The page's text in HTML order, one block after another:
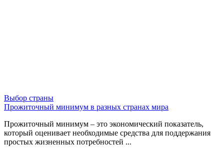
Выбор страны
Прожиточный минимум в разных странах мира
Прожиточный минимум – это экономический показатель,
который оценивает необходимые средства для поддержания
простых жизненных потребностей ...